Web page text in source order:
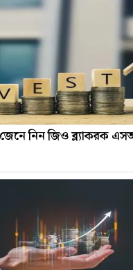
জেনে নিন জিও ব্ল্যাকরক